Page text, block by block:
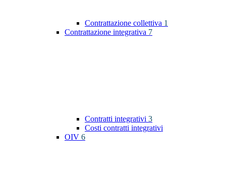
Contrattazione collettiva 1
Contrattazione integrativa 7
Contratti integrativi 3
Costi contratti integrativi
OIV 6